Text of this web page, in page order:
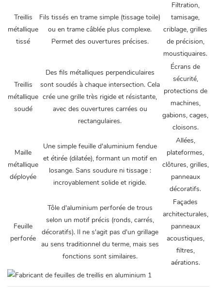
Treillis
métallique
tissé
Fils tissés en trame simple (tissage toile)
ou en trame câblée plus complexe.
Permet des ouvertures précises.
Filtration,
tamisage,
criblage, grilles
de précision,
moustiquaires.
Treillis
métallique
soudé
Des fils métalliques perpendiculaires
sont soudés à chaque intersection. Cela
crée une grille très rigide et résistante,
avec des ouvertures carrées ou
rectangulaires.
Écrans de
sécurité,
protections de
machines,
gabions, cages,
cloisons.
Maille
métallique
déployée
Une simple feuille d'aluminium fendue
et étirée (dilatée), formant un motif en
losange. Sans soudure ni tissage :
incroyablement solide et rigide.
Allées,
plateformes,
clôtures, grilles,
panneaux
décoratifs.
Feuille
perforée
Tôle d'aluminium perforée de trous
selon un motif précis (ronds, carrés,
décoratifs). Il ne s'agit pas d'un grillage
au sens traditionnel du terme, mais ses
fonctions sont similaires.
Façades
architecturales,
panneaux
acoustiques,
filtres,
aérations.